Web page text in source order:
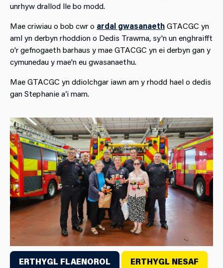
unrhyw drallod lle bo modd.
Mae criwiau o bob cwr o ardal gwasanaethGTACGC yn
aml yn derbyn rhoddion o Dedis Trawma, sy'n un enghraifft
o'r gefnogaeth barhaus y mae GTACGC yn ei derbyn gan y
cymunedau y mae'n eu gwasanaethu.
Mae GTACGC yn ddiolchgar iawn am y rhodd hael o dedis
gan Stephanie a’i mam.
ERTHYGL FLAENOROL ERTHYGL NESAF